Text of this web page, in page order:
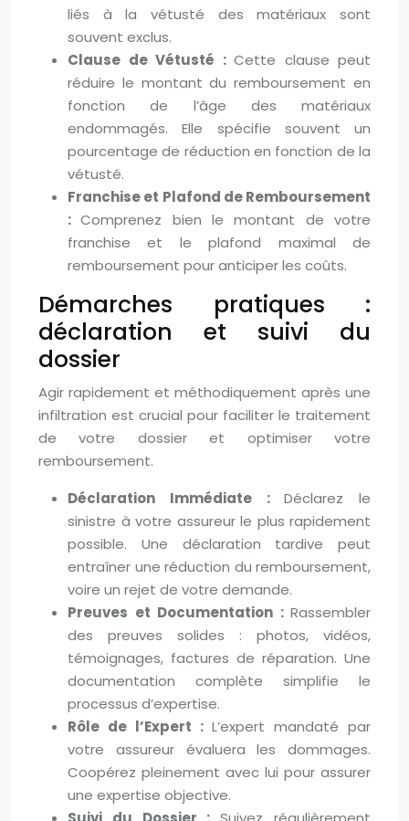
liés à la vétusté des matériaux sont
souvent exclus.
Clause de Vétusté : Cette clause peut
réduire le montant du remboursement en
fonction de l’âge des matériaux
endommagés. Elle spécifie souvent un
pourcentage de réduction en fonction de la
vétusté.
Franchise et Plafond de Remboursement
:Comprenez bien le montant de votre
franchise et le plafond maximal de
remboursement pour anticiper les coûts.
Démarches pratiques :
déclaration et suivi du
dossier
Agir rapidement et méthodiquement après une
infiltration est crucial pour faciliter le traitement
de votre dossier et optimiser votre
remboursement.
Déclaration Immédiate :Déclarez le
sinistre à votre assureur le plus rapidement
possible. Une déclaration tardive peut
entraîner une réduction du remboursement,
voire un rejet de votre demande.
Preuves et Documentation : Rassembler
des preuves solides : photos, vidéos,
témoignages, factures de réparation. Une
documentation complète simplifie le
processus d’expertise.
Rôle de l’Expert : L’expert mandaté par
votre assureur évaluera les dommages.
Coopérez pleinement avec lui pour assurer
une expertise objective.